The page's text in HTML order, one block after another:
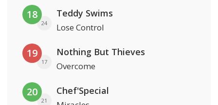
18
24
Teddy Swims
Lose Control
19
17
Nothing But Thieves
Overcome
20
21
Chef'Special